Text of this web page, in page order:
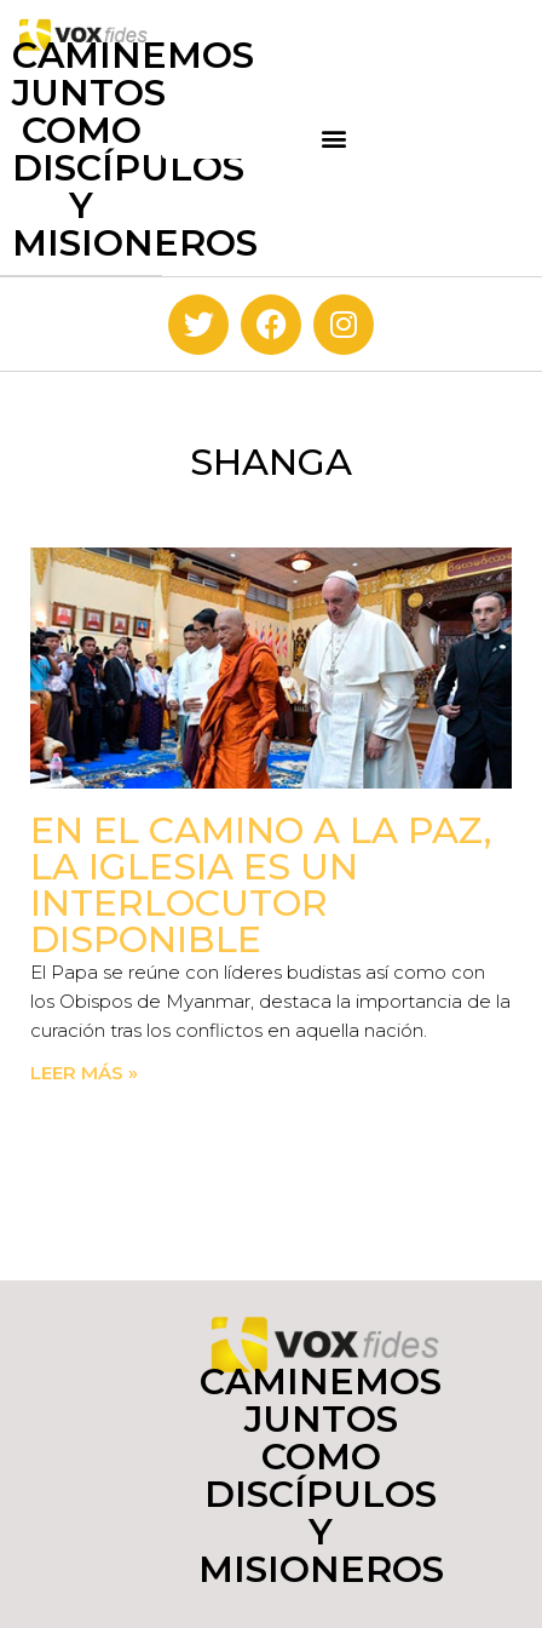
CAMINEMOS
JUNTOS
COMO
DISCÍPULOS
Y
MISIONEROS
SHANGA
EN EL CAMINO A LA PAZ,
LA IGLESIA ES UN
INTERLOCUTOR
DISPONIBLE
El Papa se reúne con líderes budistas así como con
los Obispos de Myanmar, destaca la importancia de la
curación tras los conflictos en aquella nación.
LEER MÁS »
CAMINEMOS
JUNTOS
COMO
DISCÍPULOS
Y
MISIONEROS